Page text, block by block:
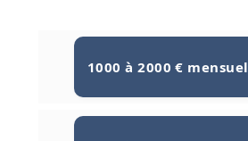
1000 à 2000 € mensuel